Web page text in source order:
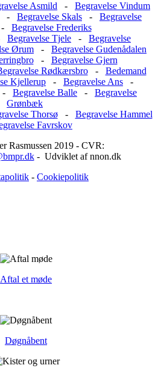
Asmild - Begravelse Vindum
- Begravelse Skals - Begravelse
Begravelse Frederiks
Begravelse Tjele - Begravelse
Ørum - Begravelse Gudenådalen
- Begravelse Gjern
Rødkærsbro- Bedemand
Kjellerup - Begravelse Ans -
- Begravelse Balle - Begravelse
Grønbæk
Thorsø- Begravelse Hammel
Favrskov
Rasmussen 2019 - CVR:
- Udviklet af nnon.dk
- Cookiepolitik
Aftal et møde
Døgnåbent